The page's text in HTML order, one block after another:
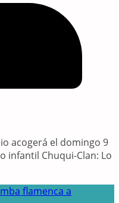
acogerá el domingo 9
infantil Chuqui-Clan: Lo